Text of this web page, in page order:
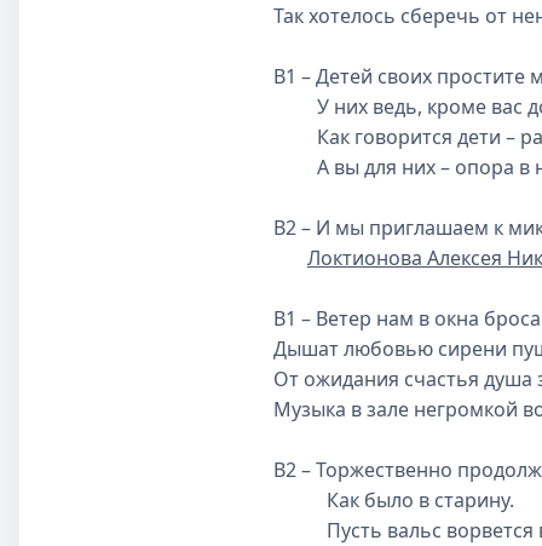
Так хотелось сберечь от
В1 – Детей своих простите
У них ведь, кроме вас
Как говорится дети –
А вы для них – опора в
В2 – И мы приглашаем к
Локтионова Алексея
В1 – Ветер нам в окна
Дышат любовью сирени
От ожидания счастья душа
Музыка в зале негромкой
В2 – Торжественно
Как было в старину.
Пусть вальс ворвется в